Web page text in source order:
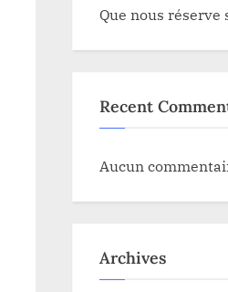
Que nous réserve
Recent
Aucun
Archives